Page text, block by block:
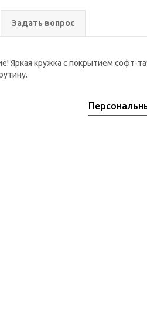
Задать вопрос
Яркая кружка с покрытием софт-